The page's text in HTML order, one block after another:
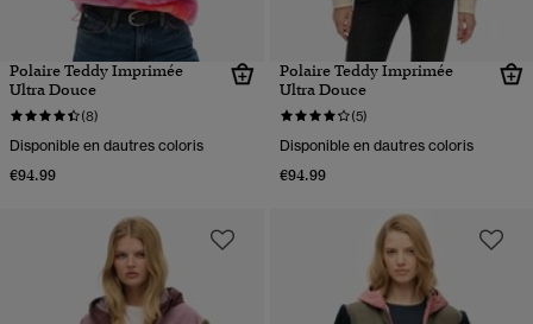
Polaire Teddy Imprimée
Ultra Douce
(8)
Disponible en dautres coloris
€94.99
Polaire Teddy Imprimée
Ultra Douce
(5)
Disponible en dautres coloris
€94.99